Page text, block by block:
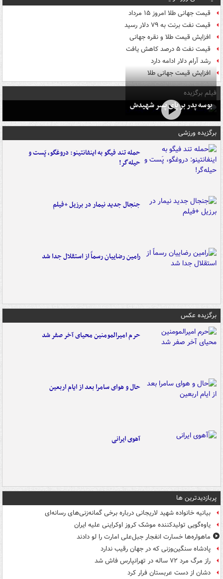
قیمت جهانی طلا امروز ۱۵ مرداد
قیمت نفت برنت به ۷۹ دلار رسید
افزایش قیمت طلا و نقره جهانی
قیمت نفت ۵ درصد کاهش یافت
رشد آرام دلار ادامه دارد
افزایش قیمت جهانی طلا
فیلم برگزیده
بوسه‌ پدر بر پای پسر شهیدش
برگزیده ورزشی
حمله تند فیگو به اینفانتینو: دروغگو، پَست‌ و
حیله‌گر!
جنجال جدید نیمار در برزیل +فیلم
رامین رضاییان رسماً از استقلال جدا شد
برگزیده عکس
حرم امیرالمومنین محیای آخر صفر شد
حال و هوای سامرا بعد از ایام اربعین
آهوی ایرانی
پربازدیدترین ها
بیانیه خانواده شهید لاریجانی درباره برخی گمانه‌زنی‌های رسانه‌ای
یاوه‌گویی تولیدکننده موشک کروز اوکراینی علیه ایران
ماهواره‌ها خسارت انفجار جبل‌علی امارت را لو دادند
پادشاه سنگین‌وزنی که در جهان رقیب ندارد
راز مرگ مرد ۷۲ ساله در تهرانپارس فاش شد
دشان از دست عربستان فرار کرد